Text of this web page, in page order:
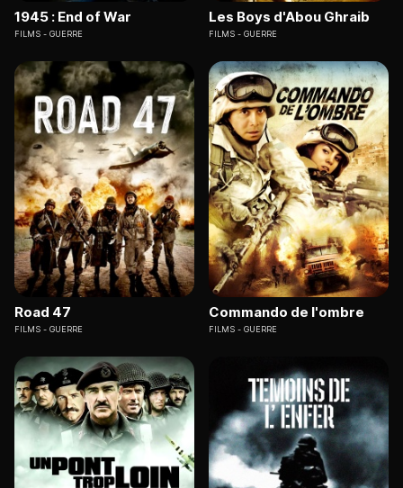
1945 : End of War
FILMS GUERRE
Les Boys d'Abou Ghraib
FILMS GUERRE
Road 47
FILMS GUERRE
Commando de l'ombre
FILMS GUERRE